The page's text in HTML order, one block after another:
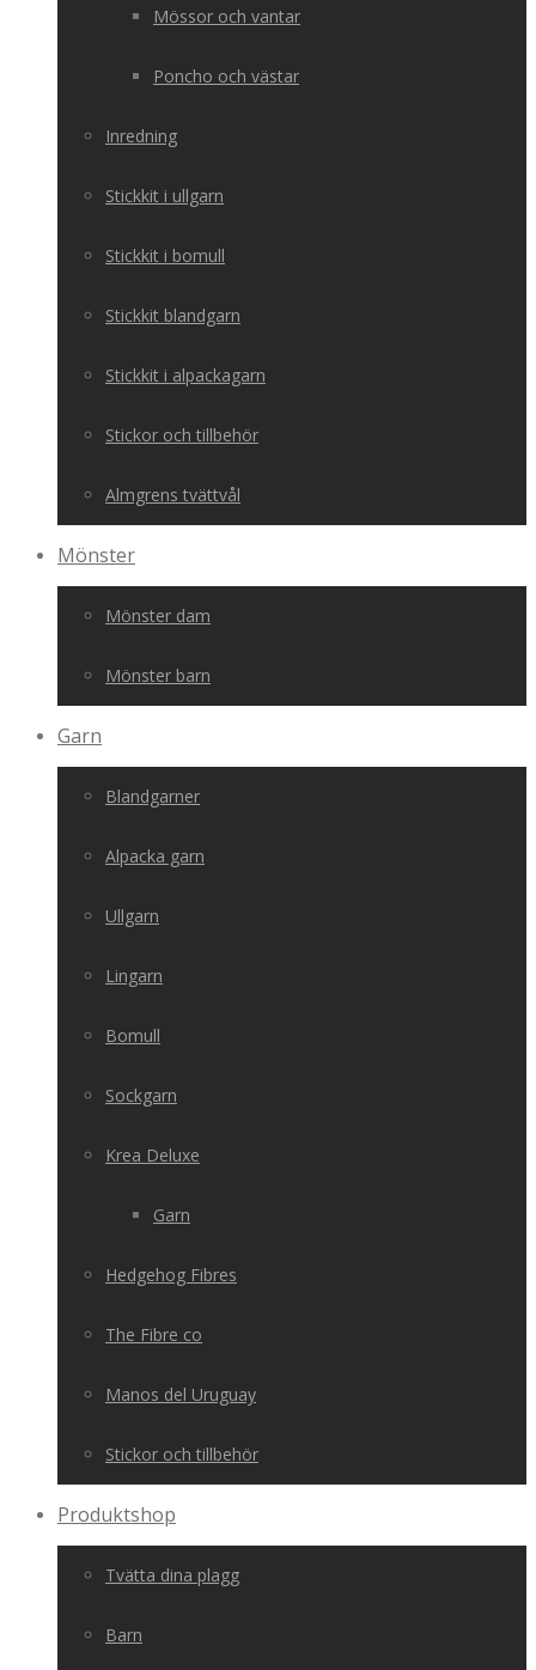
Mössor och vantar
Poncho och västar
Inredning
Stickkit i ullgarn
Stickkit i bomull
Stickkit blandgarn
Stickkit i alpackagarn
Stickor och tillbehör
Almgrens tvättvål
Mönster
Mönster dam
Mönster barn
Garn
Blandgarner
Alpacka garn
Ullgarn
Lingarn
Bomull
Sockgarn
Krea Deluxe
Garn
Hedgehog Fibres
The Fibre co
Manos del Uruguay
Stickor och tillbehör
Produktshop
Tvätta dina plagg
Barn